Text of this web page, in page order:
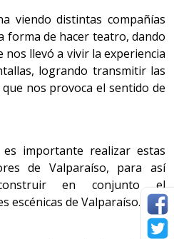
viendo distintas compañías
forma de hacer teatro, dando
llevó a vivir la experiencia
logrando transmitir las
nos provoca el sentido de
importante realizar estas
de Valparaíso, para así
en conjunto el
escénicas de Valparaíso.